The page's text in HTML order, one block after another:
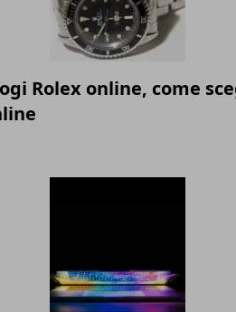
Rolex online, come